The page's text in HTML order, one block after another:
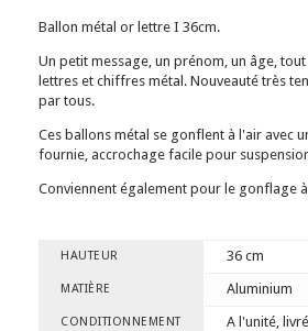
Ballon métal or lettre I 36cm.
Un petit message, un prénom, un âge,
lettres et chiffres métal. Nouveauté très
par tous.
Ces ballons métal se gonflent à l'air avec
fournie, accrochage facile pour
Conviennent également pour le gonflage
HAUTEUR 36 cm
MATIÈRE Aluminium
CONDITIONNEMENT A l'unité,